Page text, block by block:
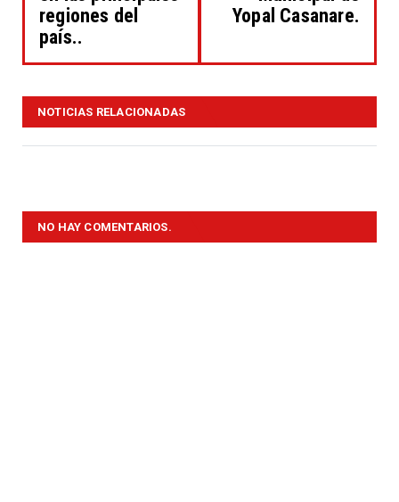
regiones del
país..
Yopal Casanare.
NOTICIAS RELACIONADAS
NO HAY COMENTARIOS.